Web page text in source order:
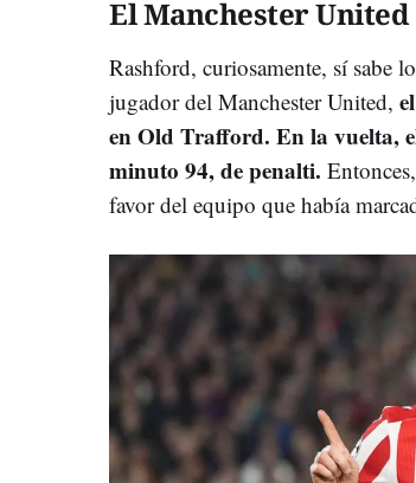
El Manchester United
Rashford, curiosamente, sí sabe
jugador del Manchester United,
en Old Trafford. En la vuelta,
minuto 94, de penalti.
favor del equipo que había